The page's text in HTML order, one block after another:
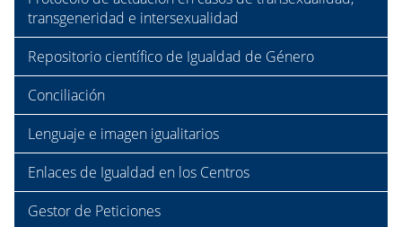
transgeneridad e intersexualidad
Repositorio científico de Igualdad de Género
Conciliación
Lenguaje e imagen igualitarios
Enlaces de Igualdad en los Centros
Gestor de Peticiones